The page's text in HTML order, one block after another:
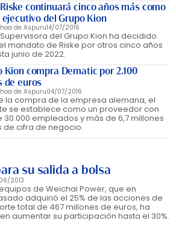
continuará cinco años más como
del Grupo Kion
de Aspuru14/07/2016
del Grupo Kion ha decidido
mandato de Riske por otros cinco años
junio de 2022.
Kion compra Dematic por 2.100
de euros
de Aspuru04/07/2016
la compra de la empresa alemana, el
se establece como un proveedor con
30.000 empleados y más de 6,7 millones
de cifra de negocio.
su salida a bolsa
2013
de Weichai Power, que en
adquirió el 25% de las acciones de
total de 467 millones de euros, ha
aumentar su participación hasta el 30%.